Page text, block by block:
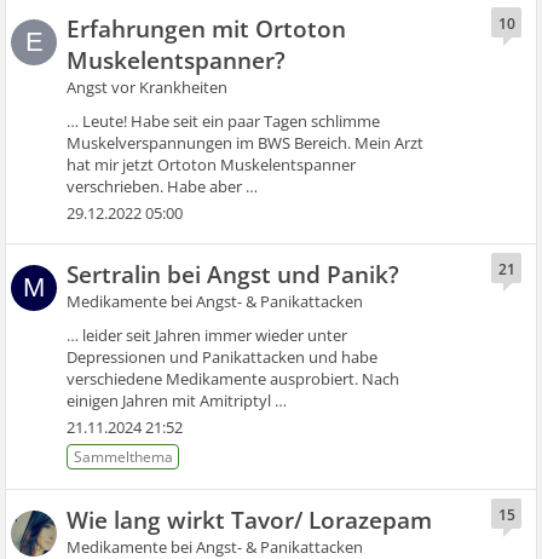
E
Erfahrungen mit Ortoton
Muskelentspanner?
Angst vor Krankheiten
… Leute! Habe seit ein paar Tagen schlimme
Muskelverspannungen im BWS Bereich. Mein Arzt
hat mir jetzt Ortoton Muskelentspanner
verschrieben. Habe aber …
10
29.12.2022 05:00
M Sertralin bei Angst und Panik?
Medikamente bei Angst- & Panikattacken
… leider seit Jahren immer wieder unter
Depressionen und Panikattacken und habe
verschiedene Medikamente ausprobiert. Nach
einigen Jahren mit Amitriptyl …
21
21.11.2024 21:52
Wie lang wirkt Tavor/ Lorazepam
Medikamente bei Angst- & Panikattacken
15